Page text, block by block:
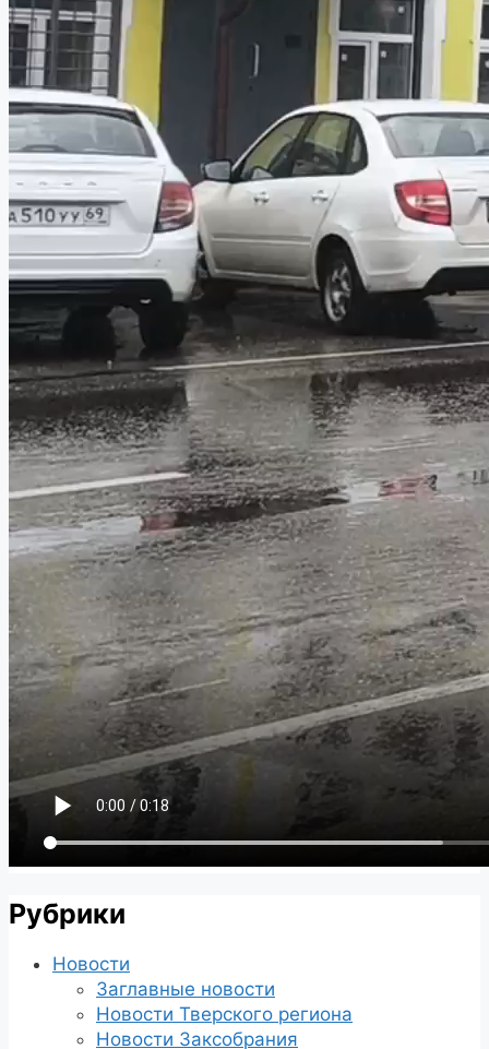
Рубрики
Новости
Заглавные новости
Новости Тверского региона
Новости Заксобрания